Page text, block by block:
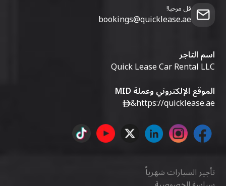
قل مرحبا!
bookings@quicklease.ae
اسم التاجر
Quick Lease Car Rental LLC
الموقع الإلكتروني وعملة MID
https://quicklease.ae
&
تأجير السيارات شهرياً